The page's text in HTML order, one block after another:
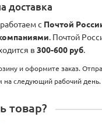
доставка
с Почтой
. Почтой
в 300-600 руб.
и оформите заказ.
на следующий рабочий день.
товар?